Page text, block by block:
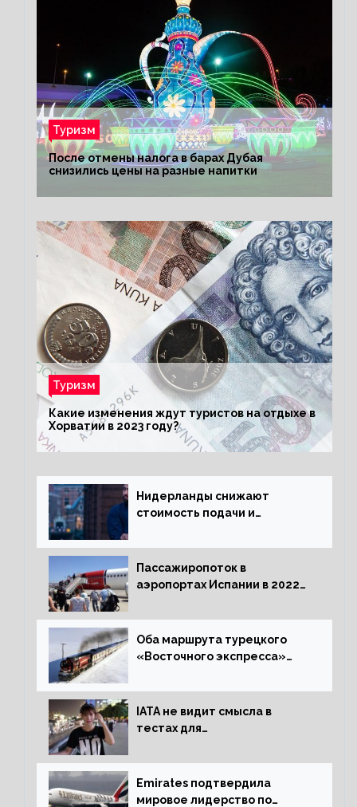
Туризм
После отмены налога в барах Дубая
снизились цены на разные напитки
Туризм
Какие изменения ждут туристов на отдыхе в
Хорватии в 2023 году?
Нидерланды снижают
стоимость подачи и
жительство
Пассажиропоток в
аэропортах Испании в 2022
процентов
Оба маршрута турецкого
«Восточного экспресса»
IATA не видит смысла в
тестах для
Emirates подтвердила
мировое лидерство по